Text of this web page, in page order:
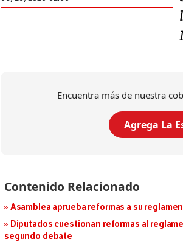
Encuentra más de nuestra
Agrega La
Asamblea aprueba reformas a su
Diputados cuestionan reformas al
segundo debate